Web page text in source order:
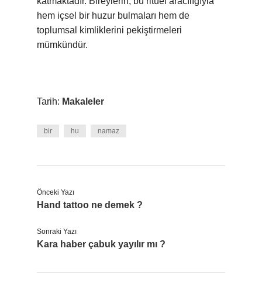
hem içsel bir huzur bulmaları hem de
toplumsal kimliklerini pekiştirmeleri
mümkündür.
Tarih: Makaleler
bir hu namaz
Önceki Yazı
Hand tattoo ne demek ?
Sonraki Yazı
Kara haber çabuk yayılır mı ?